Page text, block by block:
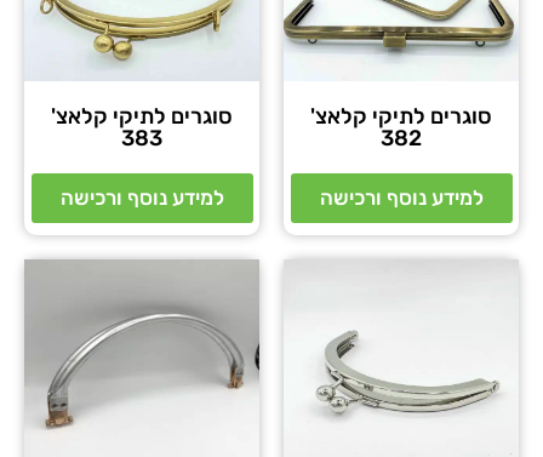
סוגרים לתיקי קלאצ'
382
למידע נוסף ורכישה
סוגרים לתיקי קלאצ'
383
למידע נוסף ורכישה